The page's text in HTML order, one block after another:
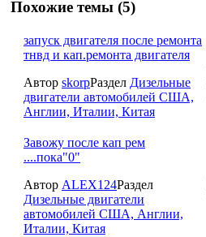
Похожие темы (5)
запуск двигателя после ремонта
тнвд и кап.ремонта двигателя
Автор skorpРаздел Дизельные
двигатели автомобилей США,
Англии, Италии, Китая
Завожу после кап рем
....пока"0"
Автор ALEX124Раздел
Дизельные двигатели
автомобилей США, Англии,
Италии, Китая